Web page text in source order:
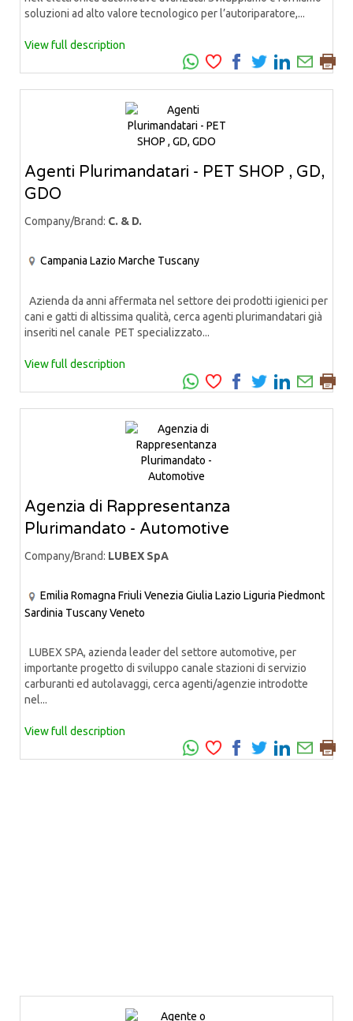
soluzioni ad alto valore tecnologico per l’autoriparatore,...
View full description
Agenti Plurimandatari - PET SHOP , GD,
GDO
Company/Brand: C. & D.
Campania Lazio Marche Tuscany
Azienda da anni affermata nel settore dei prodotti igienici per
cani e gatti di altissima qualità, cerca agenti plurimandatari già
inseriti nel canale PET specializzato...
View full description
Agenzia di Rappresentanza
Plurimandato - Automotive
Company/Brand: LUBEX SpA
Emilia Romagna Friuli Venezia Giulia Lazio Liguria Piedmont
Sardinia TuscanyVeneto
LUBEX SPA, azienda leader del settore automotive, per
importante progetto di sviluppo canale stazioni di servizio
carburanti ed autolavaggi, cerca agenti/agenzie introdotte
nel...
View full description